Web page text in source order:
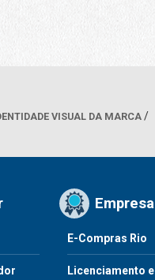
VISUAL DA MARCA
Empresa
E-Compras Rio
Licenciamento e